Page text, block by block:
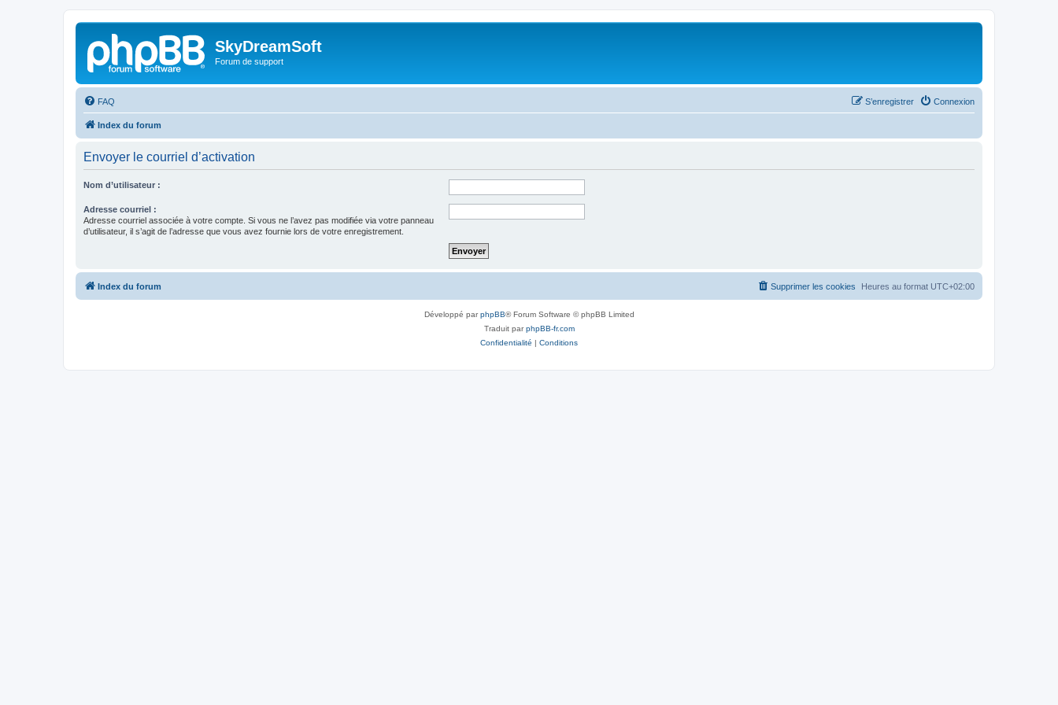
SkyDreamSoft
Forum de support
FAQ Connexion
S’enregistrer
Index du forum
Envoyer le courriel d’activation
Nom d’utilisateur :
Adresse courriel :
Adresse courriel associée à votre compte. Si vous ne l’avez pas modifiée via votre panneau
d’utilisateur, il s’agit de l’adresse que vous avez fournie lors de votre enregistrement.
Index du forum Heures au format UTC+02:00
Supprimer les cookies
Développé parphpBB® Forum Software © phpBB Limited
Traduit parphpBB-fr.com
Confidentialité | Conditions